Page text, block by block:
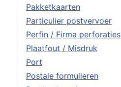
Pakketkaarten
Particulier postvervoer
Perfin / Firma perforaties
Plaatfout / Misdruk
Port
Postale formulieren